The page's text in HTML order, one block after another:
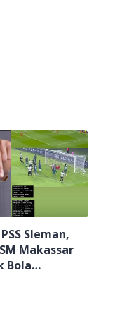
Sleman,
Makassar
Bola